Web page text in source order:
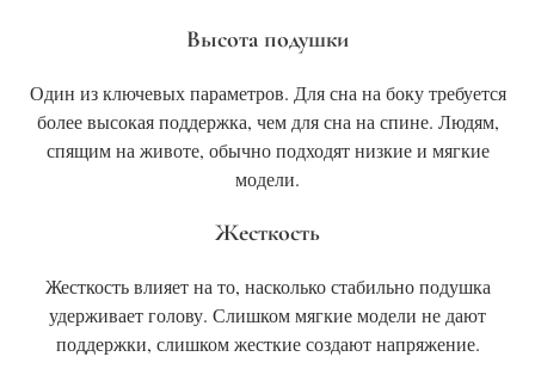
Высота подушки
Один из ключевых параметров. Для сна на боку требуется
более высокая поддержка, чем для сна на спине. Людям,
спящим на животе, обычно подходят низкие и мягкие
модели.
Жесткость
Жесткость влияет на то, насколько стабильно подушка
удерживает голову. Слишком мягкие модели не дают
поддержки, слишком жесткие создают напряжение.